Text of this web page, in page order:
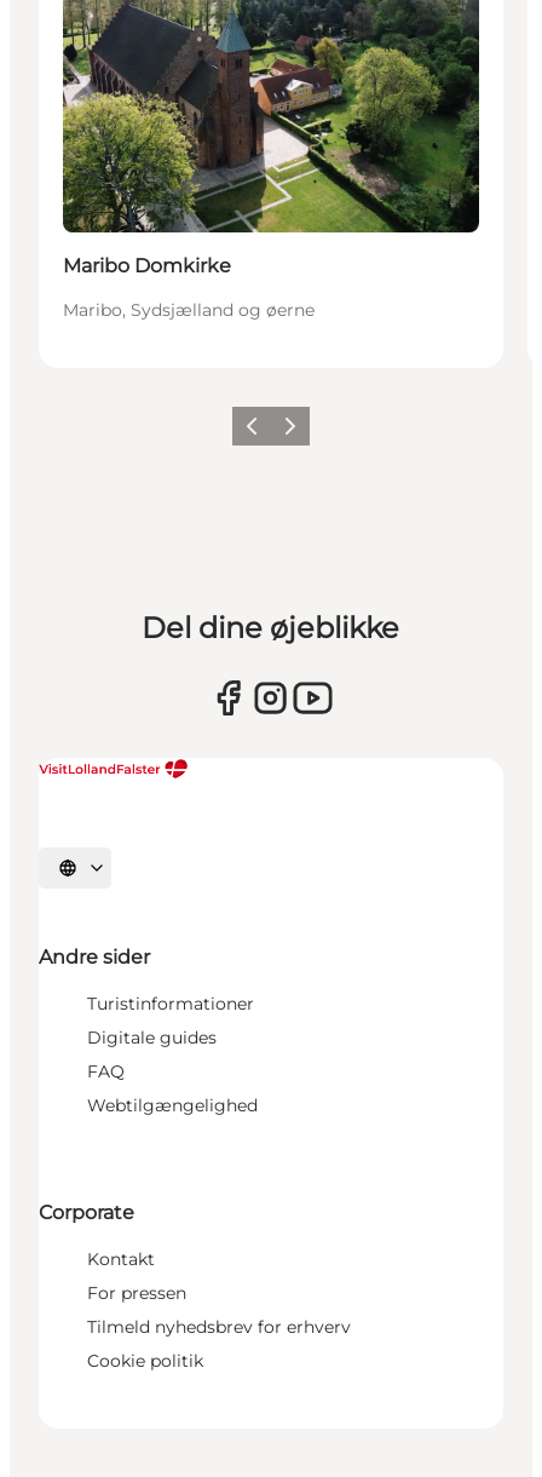
Maribo Domkirke
Maribo, Sydsjælland og øerne
ForrigeNæste
Del dine øjeblikke
Vælg sprog
Andre sider
Turistinformationer
Digitale guides
FAQ
Webtilgængelighed
Corporate
Kontakt
For pressen
Tilmeld nyhedsbrev for erhverv
Cookie politik